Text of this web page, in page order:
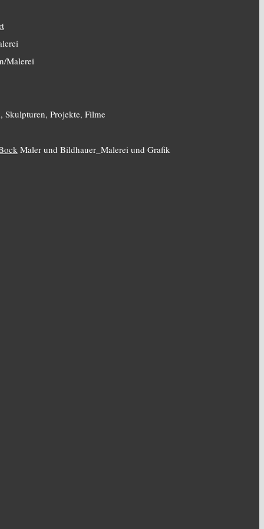
Malerei
Projekte, Filme
Maler und Bildhauer_Malerei und Grafik